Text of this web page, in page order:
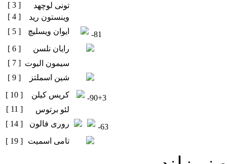
[ 3 ]
تونی لوچهد
[ 4 ]
وینستون رید
[ 5 ]
ایوان ویسلیچ
-81
[ 6 ]
رایان نلسن
[ 7 ] سیمون الیوت
[ 9 ]
شین اسملتز
[ 10 ]
کریس کیلن
-90+3
[ 11 ]
لئو برتوس
[ 14 ]
روری فالون
-63
[ 19 ]
تامی اسمیت